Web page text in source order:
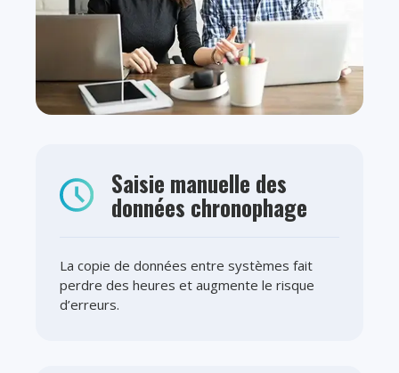
Saisie manuelle des
données chronophage
La copie de données entre systèmes fait
perdre des heures et augmente le risque
d’erreurs.